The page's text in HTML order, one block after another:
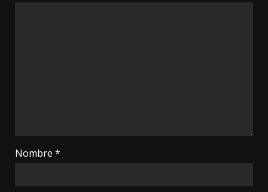
Nombre *